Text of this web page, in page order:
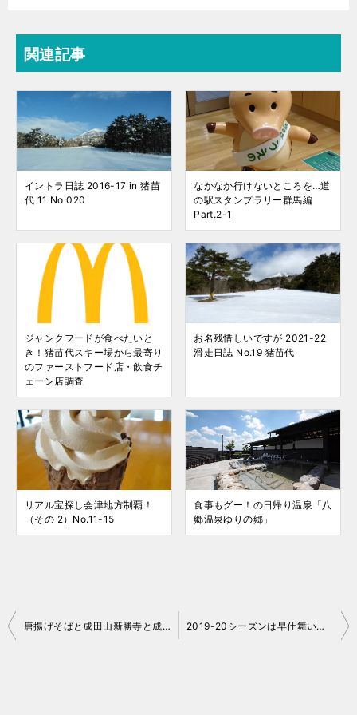
関連記事
イントラ日誌 2016-17 in 猪苗
代 11 No.020
なかなか行けないところを…道
の駅スタンプラリー群馬編
Part.2-1
ジャンクフードが食べたいと
き！猪苗代スキー場から最寄り
のファーストフード店・飲食チ
ェーン店調査
お名残惜しいですが 2021-22
滑走日誌 No.19 猪苗代
リアル宝探し会津地方制覇！
（その 2）No.11-15
食事もグー！の日帰り温泉「八
郷温泉ゆりの郷」
投
唐揚げそばと成田山新勝寺と成宗電気軌道 2019-20シーズンは早仕舞い乱立……